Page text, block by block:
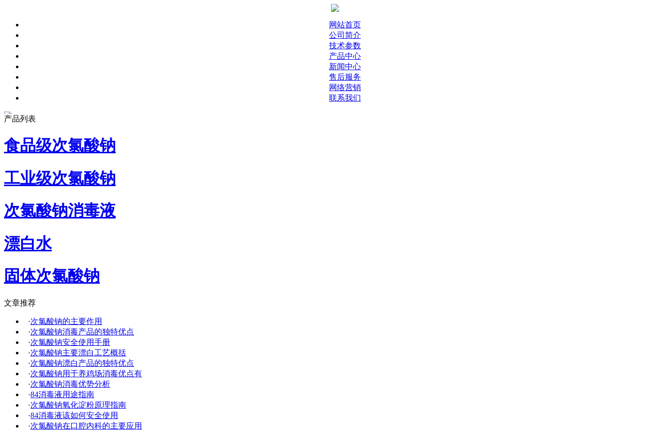
网站首页
公司简介
技术参数
产品中心
新闻中心
售后服务
网络营销
联系我们
产品列表
食品级次氯酸钠
工业级次氯酸钠
次氯酸钠消毒液
漂白水
固体次氯酸钠
文章推荐
·次氯酸钠的主要作用
·次氯酸钠消毒产品的独特优点
·次氯酸钠安全使用手册
·次氯酸钠主要漂白工艺概括
·次氯酸钠漂白产品的独特优点
·次氯酸钠用于养鸡场消毒优点有
·次氯酸钠消毒优势分析
·84消毒液用途指南
·次氯酸钠氧化淀粉原理指南
·84消毒液该如何安全使用
·次氯酸钠在口腔内科的主要应用